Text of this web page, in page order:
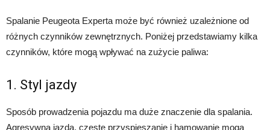
Spalanie Peugeota Experta może być również uzależnione od
różnych czynników zewnętrznych. Poniżej przedstawiamy kilka
czynników, które mogą wpływać na zużycie paliwa:
1. Styl jazdy
Sposób prowadzenia pojazdu ma duże znaczenie dla spalania.
Agresywna jazda, częste przyspieszanie i hamowanie mogą